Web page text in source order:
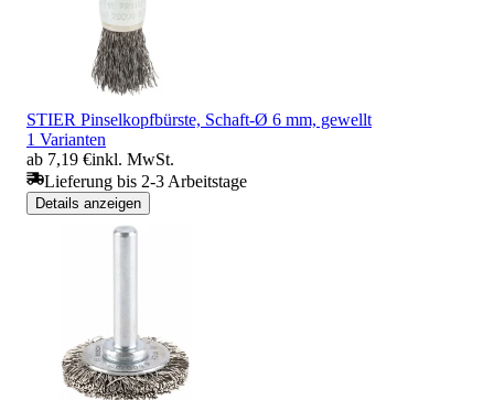
STIER Pinselkopfbürste, Schaft-Ø 6 mm, gewellt
1 Varianten
ab 7,19 €inkl. MwSt.
Lieferung bis 2-3 Arbeitstage
Details anzeigen